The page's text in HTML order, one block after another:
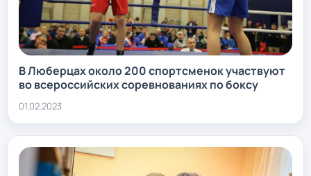
В Люберцах около 200 спортсменок участвуют
во всероссийских соревнованиях по боксу
01.02.2023